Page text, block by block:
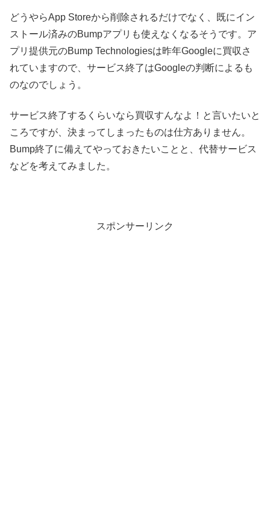
どうやらApp Storeから削除されるだけでなく、既にイン
ストール済みのBumpアプリも使えなくなるそうです。ア
プリ提供元のBump Technologiesは昨年Googleに買収さ
れていますので、サービス終了はGoogleの判断によるも
のなのでしょう。
サービス終了するくらいなら買収すんなよ！と言いたいと
ころですが、決まってしまったものは仕方ありません。
Bump終了に備えてやっておきたいことと、代替サービス
などを考えてみました。
スポンサーリンク